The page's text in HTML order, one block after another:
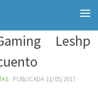
Leshp
· PUBLICADA 11/05/2017 ·